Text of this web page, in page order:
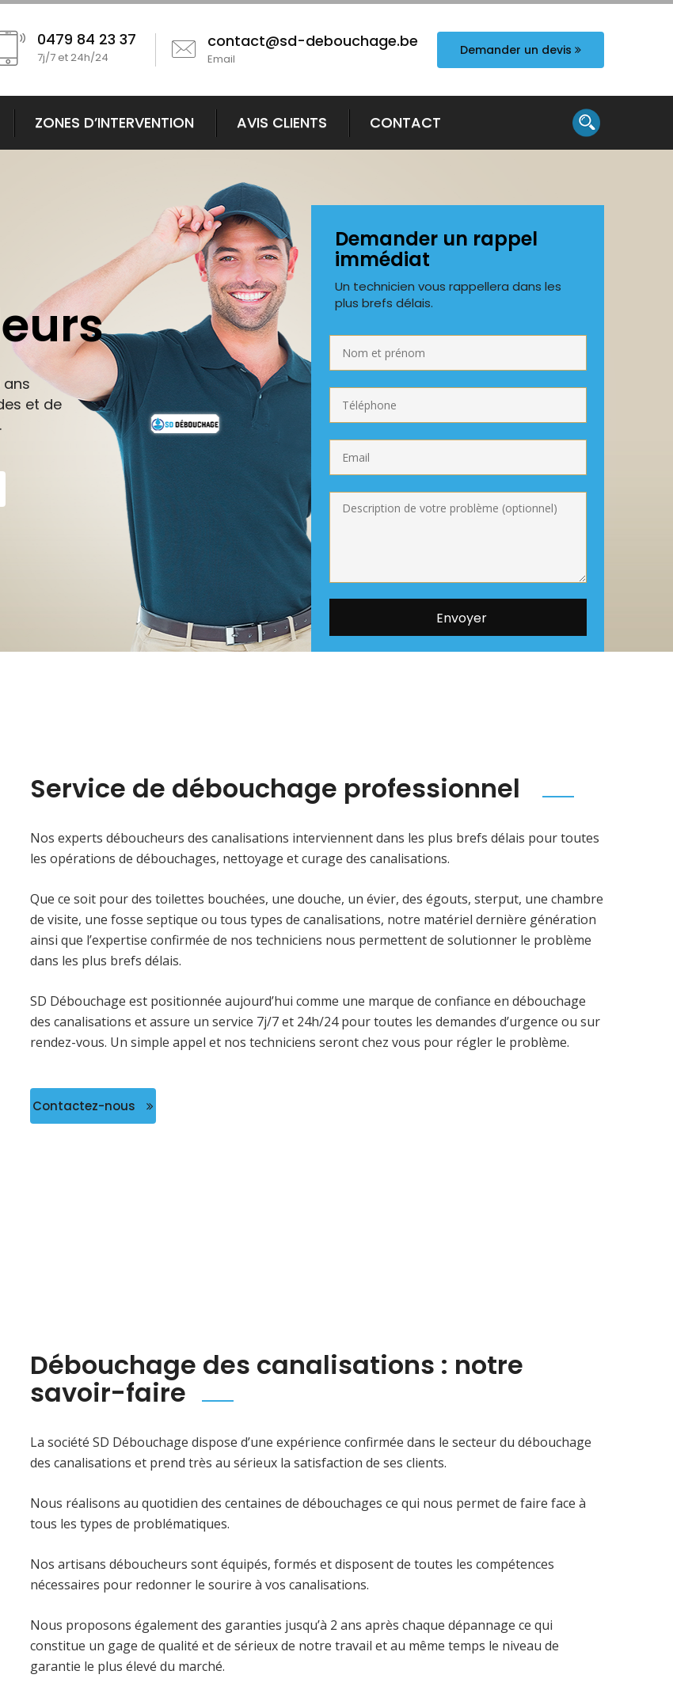
0479 84 23 37
7j/7 et 24h/24
contact@sd-debouchage.be
Email
Demander un devis
ZONES D’INTERVENTION AVIS CLIENTS CONTACT
et de
Demander un rappel
immédiat
Un technicien vous rappellera dans les
plus brefs délais.
Service de débouchage professionnel
Nos experts déboucheurs des canalisations interviennent dans les plus brefs délais pour toutes
les opérations de débouchages, nettoyage et curage des canalisations.
Que ce soit pour des toilettes bouchées, une douche, un évier, des égouts, sterput, une chambre
de visite, une fosse septique ou tous types de canalisations, notre matériel dernière génération
ainsi que l’expertise confirmée de nos techniciens nous permettent de solutionner le problème
dans les plus brefs délais.
SD Débouchage est positionnée aujourd’hui comme une marque de confiance en débouchage
des canalisations et assure un service 7j/7 et 24h/24 pour toutes les demandes d’urgence ou sur
rendez-vous. Un simple appel et nos techniciens seront chez vous pour régler le problème.
Contactez-nous
Débouchage des canalisations : notre
savoir-faire
La société SD Débouchage dispose d’une expérience confirmée dans le secteur du débouchage
des canalisations et prend très au sérieux la satisfaction de ses clients.
Nous réalisons au quotidien des centaines de débouchages ce qui nous permet de faire face à
tous les types de problématiques.
Nos artisans déboucheurs sont équipés, formés et disposent de toutes les compétences
nécessaires pour redonner le sourire à vos canalisations.
Nous proposons également des garanties jusqu’à 2 ans après chaque dépannage ce qui
constitue un gage de qualité et de sérieux de notre travail et au même temps le niveau de
garantie le plus élevé du marché.